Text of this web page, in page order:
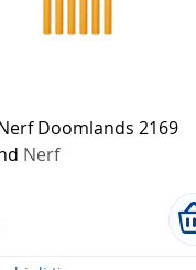
Doomlands 2169
Nerf